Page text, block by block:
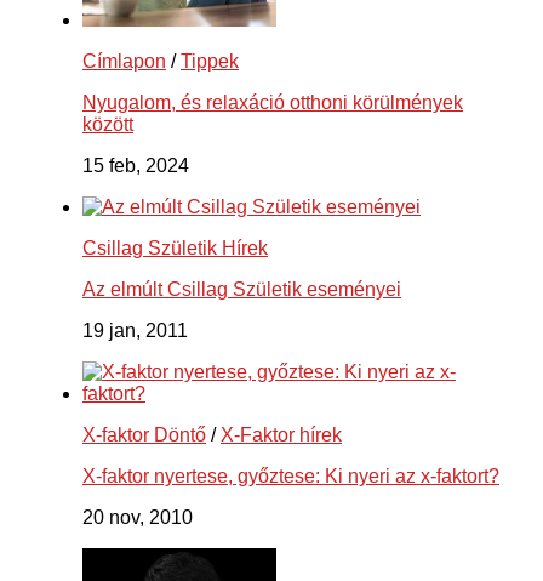
Címlapon /Tippek
Nyugalom, és relaxáció otthoni körülmények
között
15 feb, 2024
Csillag Születik Hírek
Az elmúlt Csillag Születik eseményei
19 jan, 2011
X-faktor Döntő / X-Faktor hírek
X-faktor nyertese, győztese: Ki nyeri az x-faktort?
20 nov, 2010